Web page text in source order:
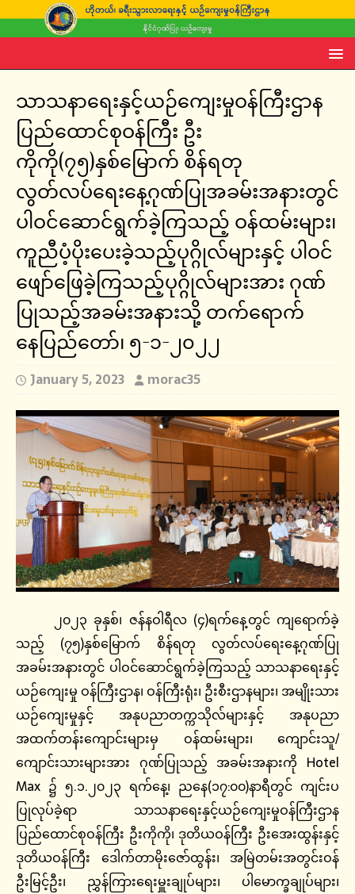
သာသနာရေးနှင့်ယဉ်ကျေးမှုဝန်ကြီးဌာန
ပြည်ထောင်စုဝန်ကြီး ဦး
ကိုကို(၇၅)နှစ်မြောက် စိန်ရတု
လွတ်လပ်ရေးနေ့ဂုဏ်ပြုအခမ်းအနားတွင်
ပါဝင်ဆောင်ရွက်ခဲ့ကြသည့် ဝန်ထမ်းများ၊
ကူညီပံ့ပိုးပေးခဲ့သည့်ပုဂ္ဂိုလ်များနှင့် ပါဝင်
ဖျော်ဖြေခဲ့ကြသည့်ပုဂ္ဂိုလ်များအား ဂုဏ်
ပြုသည့်အခမ်းအနားသို့ တက်ရောက်
နေပြည်တော်၊ ၅-၁-၂၀၂၂
January 5, 2023 morac35
၂၀၂၃ ခုနှစ်၊ ဇန်နဝါရီလ (၄)ရက်နေ့တွင် ကျရောက်ခဲ့
သည့် (၇၅)နှစ်မြောက် စိန်ရတု လွတ်လပ်ရေးနေ့ဂုဏ်ပြု
အခမ်းအနားတွင် ပါဝင်ဆောင်ရွက်ခဲ့ကြသည့် သာသနာရေးနှင့်
ယဉ်ကျေးမှု ဝန်ကြီးဌာန၊ ဝန်ကြီးရုံး၊ ဦးစီးဌာနများ၊ အမျိုးသား
ယဉ်ကျေးမှုနှင့် အနုပညာတက္ကသိုလ်များနှင့် အနုပညာ
အထက်တန်းကျောင်းများမှ ဝန်ထမ်းများ၊ ကျောင်းသူ/
ကျောင်းသားများအား ဂုဏ်ပြုသည့် အခမ်းအနားကို Hotel
Max ၌ ၅.၁.၂၀၂၃ ရက်နေ့၊ ညနေ(၁၇:၀၀)နာရီတွင် ကျင်းပ
ပြုလုပ်ခဲ့ရာ သာသနာရေးနှင့်ယဉ်ကျေးမှုဝန်ကြီးဌာန
ပြည်ထောင်စုဝန်ကြီး ဦးကိုကို၊ ဒုတိယဝန်ကြီး ဦးအေးထွန်းနှင့်
ဒုတိယဝန်ကြီး ဒေါက်တာမိုးဇော်ထွန်း၊ အမြဲတမ်းအတွင်းဝန်
ဦးမြင့်ဦး၊ ညွှန်ကြားရေးမှူးချုပ်များ၊ ပါမောက္ခချုပ်များ၊